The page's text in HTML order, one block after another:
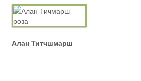
Алан Титчшмарш